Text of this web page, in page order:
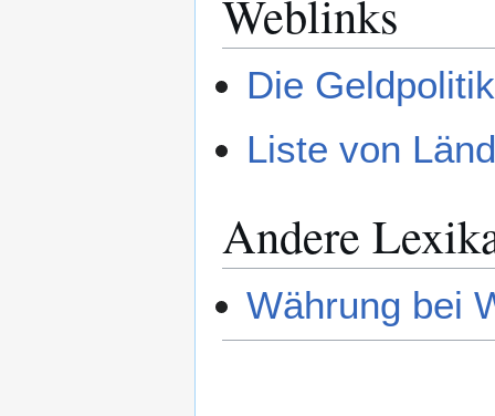
Weblinks
Die
Liste von
Andere
Währung bei